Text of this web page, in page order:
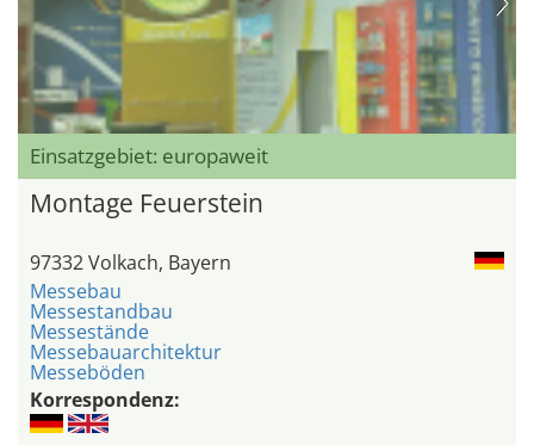
Einsatzgebiet: europaweit
Montage Feuerstein
97332 Volkach, Bayern
Messebau
Messestandbau
Messestände
Messebauarchitektur
Messeböden
Korrespondenz: